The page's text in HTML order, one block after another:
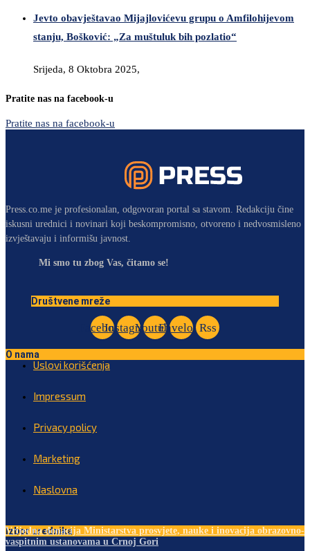
Jevto obavještavao Mijajlovićevu grupu o Amfilohijevom
stanju, Bošković: „Za muštuluk bih pozlatio“
Srijeda, 8 Oktobra 2025,
Pratite nas na facebook-u
Pratite nas na facebook-u
Press.co.me je profesionalan, odgovoran portal sa stavom. Redakciju čine
iskusni urednici i novinari koji beskompromisno, otvoreno i nedvosmisleno
izvještavaju i informišu javnost.
Mi smo tu zbog Vas, čitamo se!
Društvene mreže
Facebook
InstagramYoutubeEnvelopeRss
O nama
Uslovi korišćenja
Impressum
Privacy policy
Marketing
Naslovna
Izbor urednika
Vrijedna donacija Ministarstva prosvjete, nauke i inovacija obrazovno-
vaspitnim ustanovama u Crnoj Gori